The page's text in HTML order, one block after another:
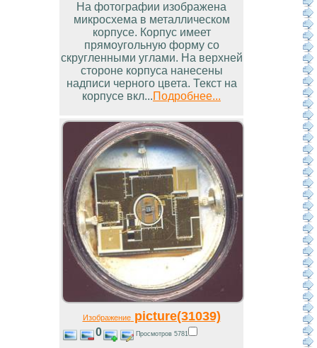
На фотографии изображена
микросхема в металлическом
корпусе. Корпус имеет
прямоугольную форму со
скругленными углами. На верхней
стороне корпуса нанесены
надписи черного цвета. Текст на
корпусе вкл...Подробнее...
Изображениеpicture(31039)
0 Просмотров 5781